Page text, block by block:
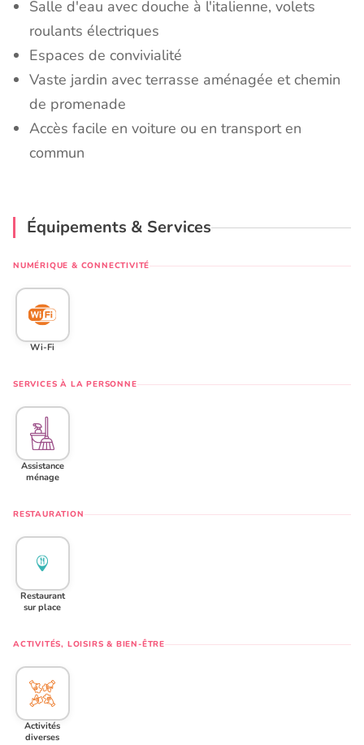
Salle d'eau avec douche à l'italienne, volets
roulants électriques
Espaces de convivialité
Vaste jardin avec terrasse aménagée et chemin
de promenade
Accès facile en voiture ou en transport en
commun
Équipements & Services
NUMÉRIQUE & CONNECTIVITÉ
Wi-Fi
SERVICES À LA PERSONNE
Assistance
ménage
RESTAURATION
Restaurant
sur place
ACTIVITÉS, LOISIRS & BIEN-ÊTRE
Activités
diverses